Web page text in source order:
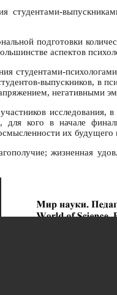
подготовки
аспектов
студентами-
выпускников, в
негативными
кого в начале
их будущего
жизненная